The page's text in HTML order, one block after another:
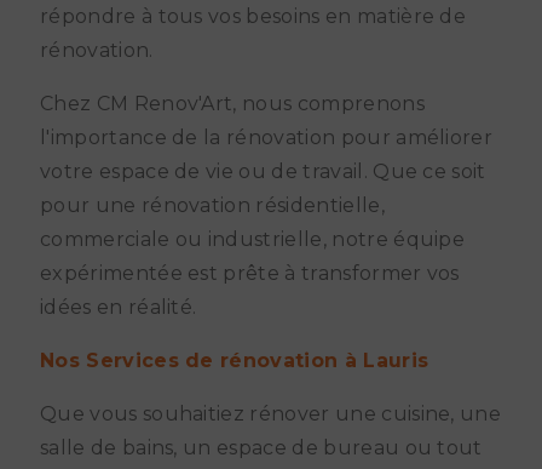
répondre à tous vos besoins en matière de
rénovation.
Chez CM Renov'Art, nous comprenons
l'importance de la rénovation pour améliorer
votre espace de vie ou de travail. Que ce soit
pour une rénovation résidentielle,
commerciale ou industrielle, notre équipe
expérimentée est prête à transformer vos
idées en réalité.
Nos Services de rénovation à Lauris
Que vous souhaitiez rénover une cuisine, une
salle de bains, un espace de bureau ou tout